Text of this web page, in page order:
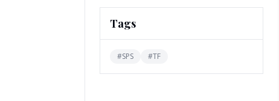
Tags
#SPS #TF